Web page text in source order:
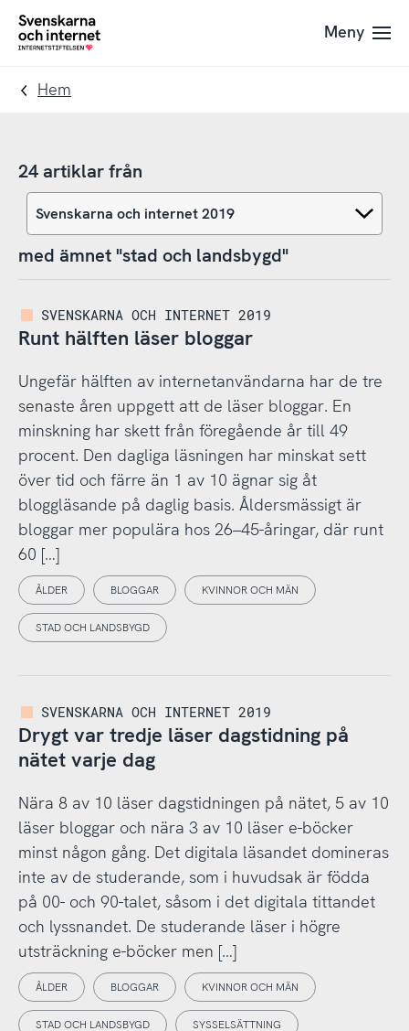
Till
navigation
Till
innehåll
To
Meny
Hem
24 artiklar från
med ämnet "stad och landsbygd"
SVENSKARNA OCH INTERNET 2019
Runt hälften läser bloggar
Ungefär hälften av internetanvändarna har de tre
senaste åren uppgett att de läser bloggar. En
minskning har skett från föregående år till 49
procent. Den dagliga läsningen har minskat sett
över tid och färre än 1 av 10 ägnar sig åt
bloggläsande på daglig basis. Åldersmässigt är
bloggar mer populära hos 26–45-åringar, där runt
60 […]
ÅLDER BLOGGAR KVINNOR OCH MÄN
STAD OCH LANDSBYGD
SVENSKARNA OCH INTERNET 2019
Drygt var tredje läser dagstidning på
nätet varje dag
Nära 8 av 10 läser dagstidningen på nätet, 5 av 10
läser bloggar och nära 3 av 10 läser e-böcker
minst någon gång. Det digitala läsandet domineras
inte av de studerande, som i huvudsak är födda
på 00- och 90-talet, såsom i det digitala tittandet
och lyssnandet. De studerande läser i högre
utsträckning e-böcker men […]
ÅLDER BLOGGAR KVINNOR OCH MÄN
STAD OCH LANDSBYGD SYSSELSÄTTNING